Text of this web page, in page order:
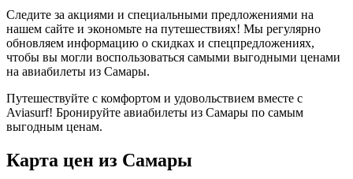
Следите за акциями и специальными предложениями на
нашем сайте и экономьте на путешествиях! Мы регулярно
обновляем информацию о скидках и спецпредложениях,
чтобы вы могли воспользоваться самыми выгодными ценами
на авиабилеты из Самары.
Путешествуйте с комфортом и удовольствием вместе с
Aviasurf! Бронируйте авиабилеты из Самары по самым
выгодным ценам.
Карта цен из Самары